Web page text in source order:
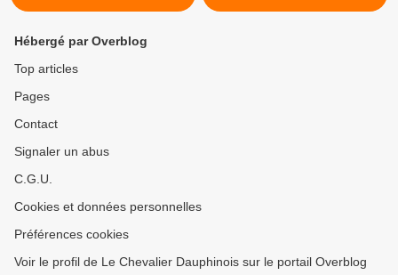
Hébergé par Overblog
Top articles
Pages
Contact
Signaler un abus
C.G.U.
Cookies et données personnelles
Préférences cookies
Voir le profil de Le Chevalier Dauphinois sur le portail Overblog